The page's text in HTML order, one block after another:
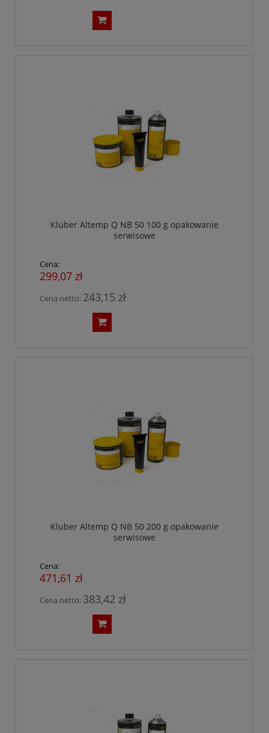
Kluber Altemp Q NB 50 100 g opakowanie
serwisowe
Cena:
299,07 zł
Cena netto: 243,15 zł
Kluber Altemp Q NB 50 200 g opakowanie
serwisowe
Cena:
471,61 zł
Cena netto: 383,42 zł